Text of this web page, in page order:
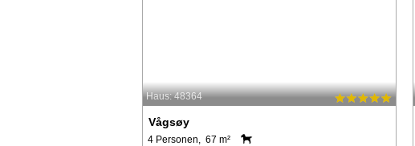
Haus: 48364
Vågsøy
4 Personen, 67 m²